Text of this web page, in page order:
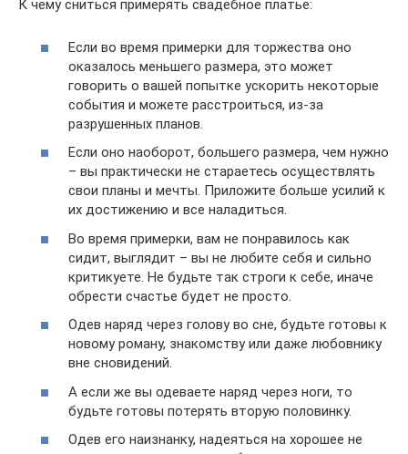
К чему сниться примерять свадебное платье:
Если во время примерки для торжества оно
оказалось меньшего размера, это может
говорить о вашей попытке ускорить некоторые
события и можете расстроиться, из-за
разрушенных планов.
Если оно наоборот, большего размера, чем нужно
– вы практически не стараетесь осуществлять
свои планы и мечты. Приложите больше усилий к
их достижению и все наладиться.
Во время примерки, вам не понравилось как
сидит, выглядит – вы не любите себя и сильно
критикуете. Не будьте так строги к себе, иначе
обрести счастье будет не просто.
Одев наряд через голову во сне, будьте готовы к
новому роману, знакомству или даже любовнику
вне сновидений.
А если же вы одеваете наряд через ноги, то
будьте готовы потерять вторую половинку.
Одев его наизнанку, надеяться на хорошее не